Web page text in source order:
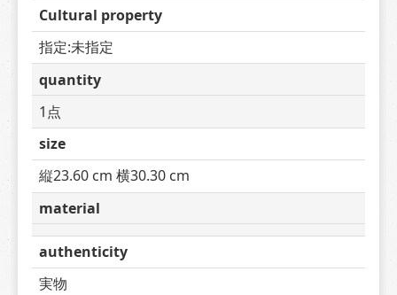
Cultural property
指定:未指定
quantity
1点
size
縦23.60 cm 横30.30 cm
material
authenticity
実物